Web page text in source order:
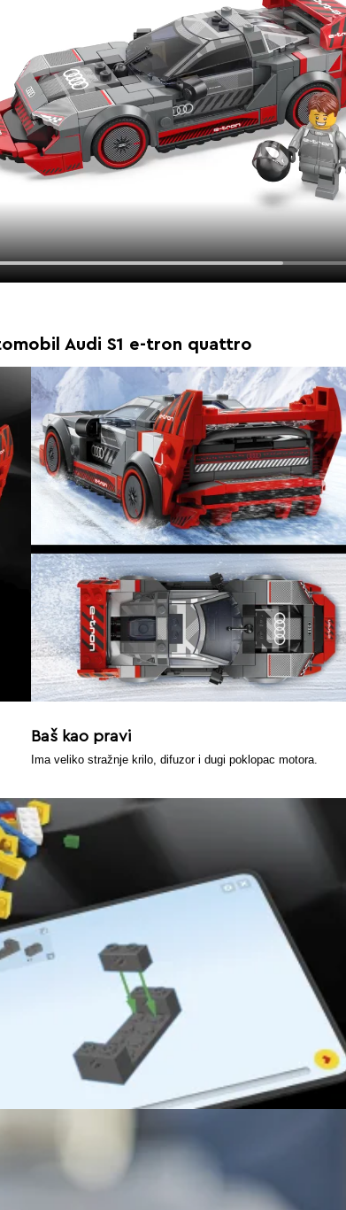
Audi S1 e-tron quattro
Baš kao pravi
Ima veliko stražnje krilo, difuzor i dugi poklopac motora.